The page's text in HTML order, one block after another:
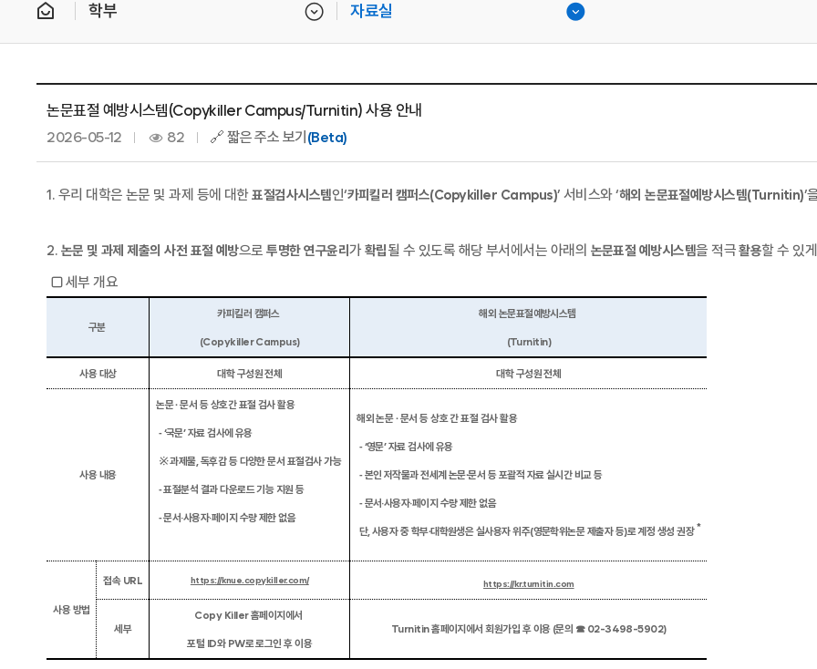
학부 자료실
논문표절 예방시스템(Copykiller Campus/Turnitin) 사용 안내
2026-05-12 82 🔗 짧은 주소 보기 (Beta)
1. 우리 대학은 논문 및 과제 등에 대한표절검사시스템인‘카피킬러 캠퍼스(Copykiller Campus)’ 서비스와‘해외 논문표절예방시스템(Turnitin)’
2. 논문 및 과제제출의 사전 표절 예방으로 투명한 연구윤리가 확립될 수 있도록 해당 부서에서는 아래의 논문표절 예방시스템을 적극활용할 수 있게
▢세부 개요
구분
카피킬러 캠퍼스
(Copykiller Campus)
해외 논문표절예방시스템
(Turnitin)
사용 대상 대학 구성원 전체 대학 구성원 전체
사용 내용
논문 ∙ 문서 등 상호간 표절 검사 활용
‑‘국문’자료 검사에 유용
※ 과제물,독후감 등 다양한 문서 표절검사 가능
‑ 표절분석 결과 다운로드 기능 지원 등
‑ 문서·사용자·페이지 수량 제한 없음
해외 논문 ∙ 문서 등 상호 간 표절 검사 활용
‑‘영문’자료 검사에 유용
‑본인 저작물과 전세계 논문∙문서 등포괄적 자료 실시간 비교 등
‑문서·사용자·페이지 수량 제한 없음
단,사용자 중 학부∙대학원생은 실사용자 위주(영문학위논문 제출자 등)로 계정 생성 권장*
사용 방법
접속 URL https://knue.copykiller.com/ https://kr.turnitin.com
세부
Copy Killer홈페이지에서
포털 ID와 PW로 로그인 후 이용
Turnitin홈페이지에서 회원가입 후 이용 (문의 ☎ 02-3498-5902)